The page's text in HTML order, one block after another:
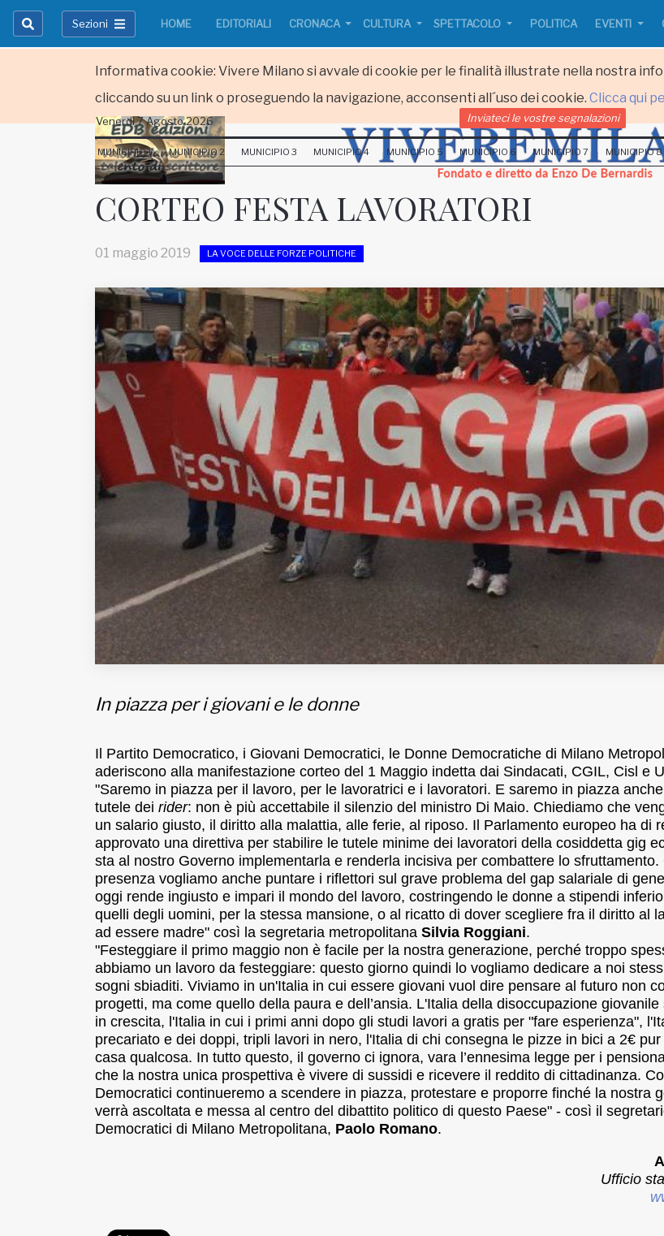
Informativa cookie: Vivere Milano si avvale di cookie per le finalità illustrate nella nostra
cliccando su un link o proseguendo la navigazione, acconsenti all´uso dei cookie. Clicca qui
Sezioni HOME EDITORIALI CRONACA CULTURA SPETTACOLO POLITICA EVENTI
Inviateci le vostre segnalazioni
Iscriviti alla newsletter
www.viveremilano.info
Fondato e diretto da Enzo De
EDB edizioni - Via Brivio angolo C.
Imbonati, 89 20159 Milano (Italia)
Informativa sulla privacy
Venerdi 7 Agosto 2026 Inviateci le vostre segnalazioni
MUNICIPIO 1 MUNICIPIO 2 MUNICIPIO 3 MUNICIPIO 4 MUNICIPIO 5 MUNICIPIO 6 MUNICIPIO 7 MUNICIPIO 8
CORTEO FESTA LAVORATORI
01 maggio 2019 LA VOCE DELLE FORZE POLITICHE
In piazza per i giovani e le donne
Il Partito Democratico, i Giovani Democratici, le Donne Democratiche di Milano
aderiscono alla manifestazione corteo del 1 Maggio indetta dai Sindacati, CGIL, Cisl e
"Saremo in piazza per il lavoro, per le lavoratrici e i lavoratori. E saremo in piazza
tutele dei rider: non è più accettabile il silenzio del ministro Di Maio. Chiediamo che
un salario giusto, il diritto alla malattia, alle ferie, al riposo. Il Parlamento europeo ha di
approvato una direttiva per stabilire le tutele minime dei lavoratori della cosiddetta gig
sta al nostro Governo implementarla e renderla incisiva per combattere lo sfruttamento.
presenza vogliamo anche puntare i riflettori sul grave problema del gap salariale di
oggi rende ingiusto e impari il mondo del lavoro, costringendo le donne a stipendi
quelli degli uomini, per la stessa mansione, o al ricatto di dover scegliere fra il diritto al
ad essere madre" così la segretaria metropolitana Silvia Roggiani.
"Festeggiare il primo maggio non è facile per la nostra generazione, perché troppo
abbiamo un lavoro da festeggiare: questo giorno quindi lo vogliamo dedicare a noi
sogni sbiaditi. Viviamo in un'Italia in cui essere giovani vuol dire pensare al futuro non
progetti, ma come quello della paura e dell’ansia. L'Italia della disoccupazione
in crescita, l'Italia in cui i primi anni dopo gli studi lavori a gratis per "fare esperienza",
precariato e dei doppi, tripli lavori in nero, l'Italia di chi consegna le pizze in bici a 2€
casa qualcosa. In tutto questo, il governo ci ignora, vara l’ennesima legge per i
che la nostra unica prospettiva è vivere di sussidi e ricevere il reddito di cittadinanza.
Democratici continueremo a scendere in piazza, protestare e proporre finché la nostra
verrà ascoltata e messa al centro del dibattito politico di questo Paese" - così il
Democratici di Milano Metropolitana, Paolo Romano.
Ufficio